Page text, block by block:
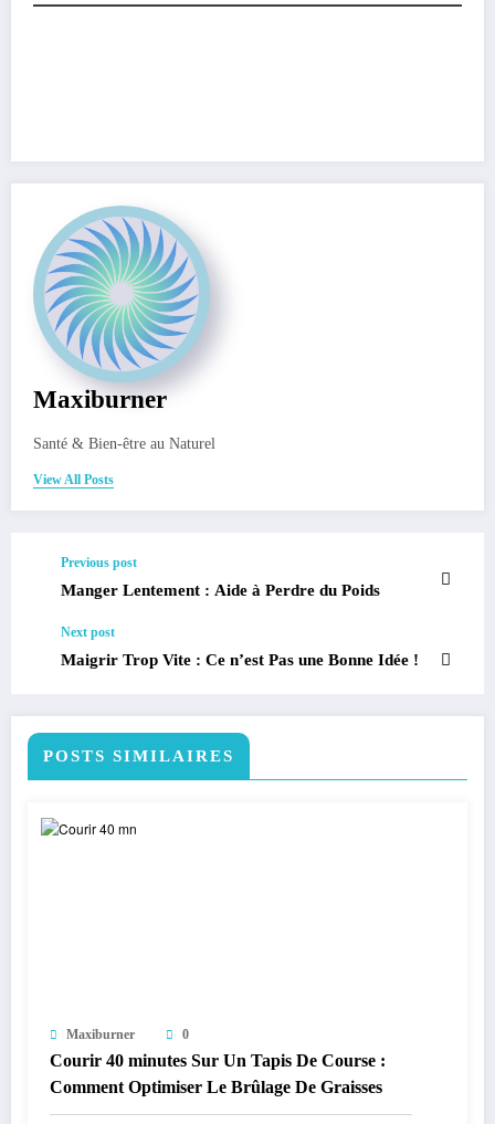
Maxiburner
Santé & Bien-être au Naturel
View All Posts
Previous post
Manger Lentement : Aide à Perdre du Poids
Next post
Maigrir Trop Vite : Ce n’est Pas une Bonne Idée !
POSTS SIMILAIRES
Maxiburner 0
Courir 40 minutes Sur Un Tapis De Course :
Comment Optimiser Le Brûlage De Graisses